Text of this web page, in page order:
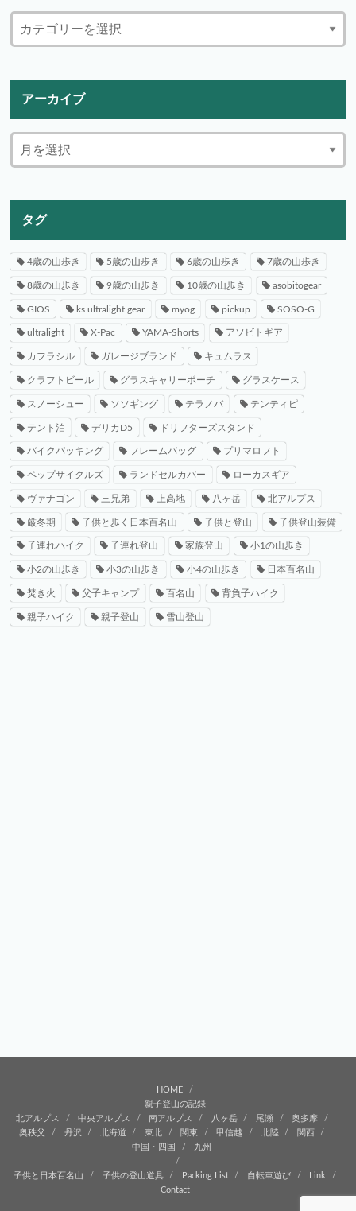
アーカイブ
タグ
4歳の山歩き 5歳の山歩き 6歳の山歩き 7歳の山歩き
8歳の山歩き 9歳の山歩き 10歳の山歩き asobitogear
GIOS ks ultralight gear myog pickup SOSO-G
ultralight X-Pac YAMA-Shorts アソビトギア
カフラシル ガレージブランド キュムラス
クラフトビール グラスキャリーポーチ グラスケース
スノーシュー ソソギング テラノバ テンティピ
テント泊 デリカD5 ドリフターズスタンド
バイクパッキング フレームバッグ プリマロフト
ペップサイクルズ ランドセルカバー ローカスギア
ヴァナゴン 三兄弟 上高地 八ヶ岳 北アルプス
厳冬期 子供と歩く日本百名山 子供と登山 子供登山装備
子連れハイク 子連れ登山 家族登山 小1の山歩き
小2の山歩き 小3の山歩き 小4の山歩き 日本百名山
焚き火 父子キャンプ 百名山 背負子ハイク
親子ハイク 親子登山 雪山登山
HOME
親子登山の記録
北アルプス
中央アルプス 南アルプス 八ヶ岳 尾瀬
奥多摩
奥秩父
丹沢 北海道 東北 関東 甲信越 北陸
関西
中国・四国
九州
子供と日本百名山 子供の登山道具 Packing List 自転車遊び
Link
Contact